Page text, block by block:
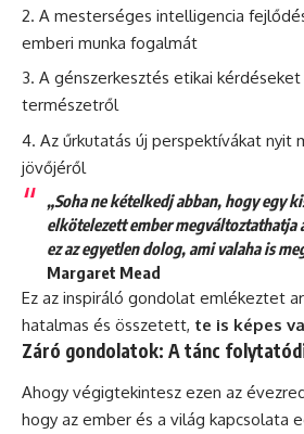
A mesterséges intelligencia
emberi munka fogalmát
A génszerkesztés etikai
természetről
Az űrkutatás új perspektívákat nyit
jövőjéről
„Soha ne kételkedj abban, hogy egy
elkötelezett ember megváltoztathatja
ez az egyetlen dolog, ami valaha is
Margaret Mead
Ez az inspiráló gondolat emlékeztet
hatalmas és összetett, te is képes
Záró gondolatok: A tánc
Ahogy végigtekintesz ezen az
hogy az ember és a világ kapcsolata